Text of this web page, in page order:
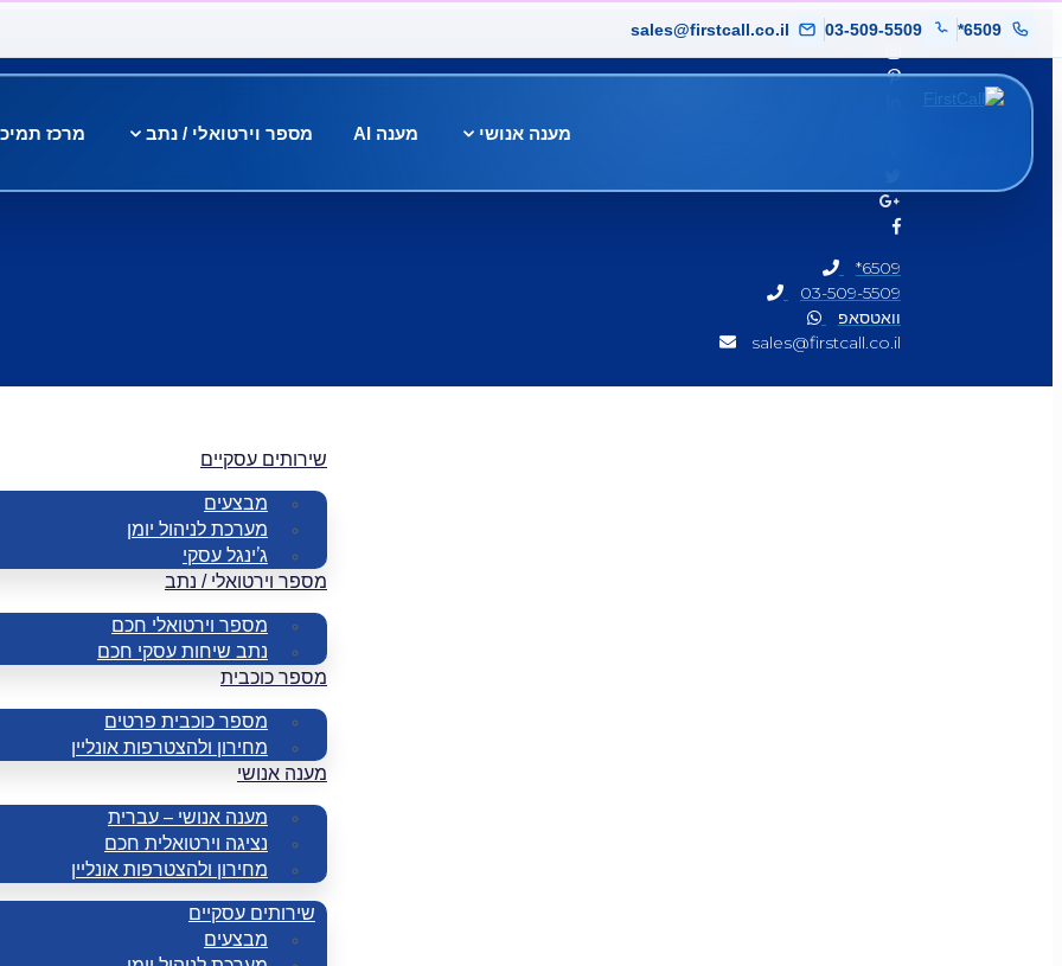
*6509
03-509-5509
sales@firstcall.co.il
מענה אנושי מענה AI מספר וירטואלי / נתב מרכז
*6509
03-509-5509
וואטסאפ
sales@firstcall.co.il
שירותים עסקיים
מבצעים
מערכת לניהול יומן
ג’ינגל עסקי
מספר וירטואלי / נתב
מספר וירטואלי חכם
נתב שיחות עסקי חכם
מספר כוכבית
מספר כוכבית פרטים
מחירון ולהצטרפות אונליין
מענה אנושי
מענה אנושי – עברית
נציגה וירטואלית חכם
מחירון ולהצטרפות אונליין
שירותים עסקיים
מבצעים